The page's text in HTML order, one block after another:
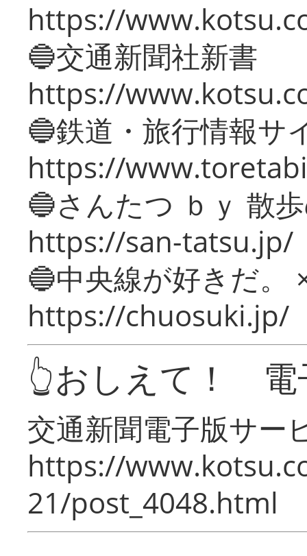
https://
🔵交通新聞社新書
https://
🔵鉄道・旅行情報サ
https://
🔵さんたつ ｂｙ 散
https://san-tatsu.jp/
🔵中央線が好きだ。
https://chuosuki.jp/
👆おしえて！ 電
交通新聞電子版サー
https://
21/post_4048.html